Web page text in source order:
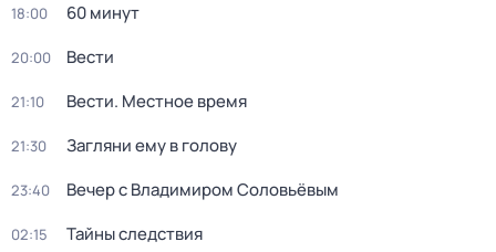
18:00 60 минут
20:00 Вести
21:10 Вести. Местное время
21:30 Загляни ему в голову
23:40 Вечер с Владимиром Соловьёвым
02:15 Тайны следствия